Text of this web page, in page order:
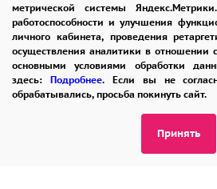
метрической системы
работоспособности и улучшения
личного кабинета, проведения
осуществления аналитики в отношении
основными условиями обработки
здесь: Подробнее. Если вы не
обрабатывались, просьба покинуть сайт.
Принять
удобный формат диалога
ОПЛАТА
КУПОН